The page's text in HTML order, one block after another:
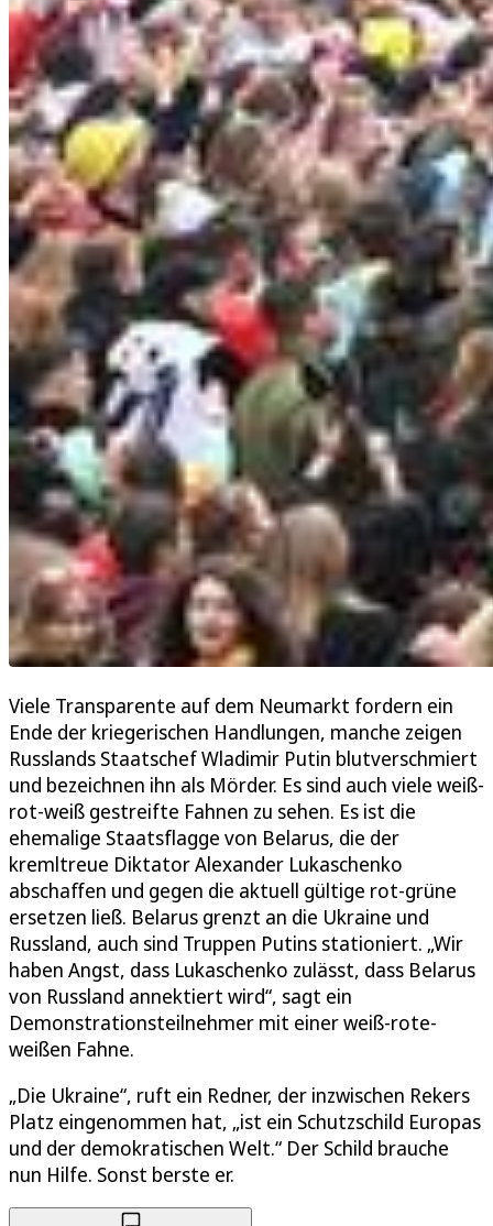
Viele Transparente auf dem Neumarkt fordern ein
Ende der kriegerischen Handlungen, manche zeigen
Russlands Staatschef Wladimir Putin blutverschmiert
und bezeichnen ihn als Mörder. Es sind auch viele weiß-
rot-weiß gestreifte Fahnen zu sehen. Es ist die
ehemalige Staatsflagge von Belarus, die der
kremltreue Diktator Alexander Lukaschenko
abschaffen und gegen die aktuell gültige rot-grüne
ersetzen ließ. Belarus grenzt an die Ukraine und
Russland, auch sind Truppen Putins stationiert. „Wir
haben Angst, dass Lukaschenko zulässt, dass Belarus
von Russland annektiert wird“, sagt ein
Demonstrationsteilnehmer mit einer weiß-rote-
weißen Fahne.
„Die Ukraine“, ruft ein Redner, der inzwischen Rekers
Platz eingenommen hat, „ist ein Schutzschild Europas
und der demokratischen Welt.“ Der Schild brauche
nun Hilfe. Sonst berste er.